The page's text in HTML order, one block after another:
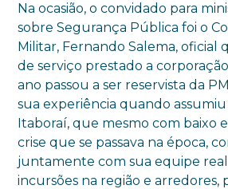
Na ocasião, o convidado para
sobre Segurança Pública foi o
Militar, Fernando Salema, oficial
de serviço prestado a
ano passou a ser reservista da
sua experiência quando assumiu
Itaboraí, que mesmo com baixo
crise que se passava na época,
juntamente com sua equipe
incursões na região e arredores,